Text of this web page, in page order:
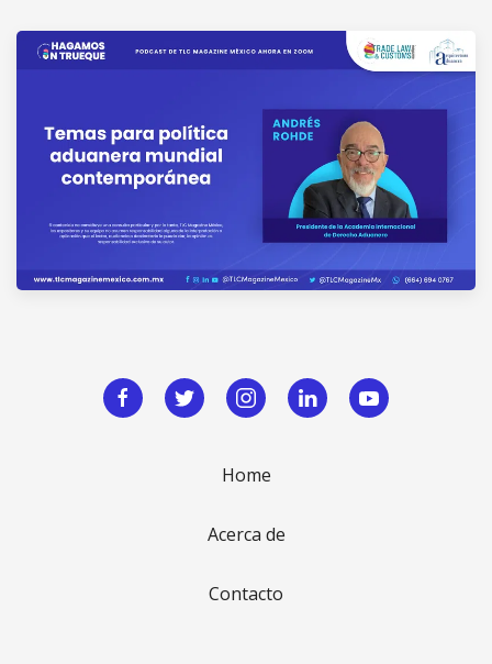
Home
Acerca de
Contacto